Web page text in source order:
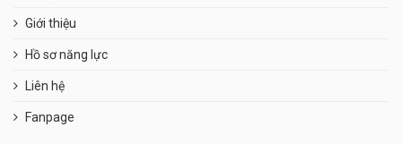
Giới thiệu
Hồ sơ năng lực
Liên hệ
Fanpage